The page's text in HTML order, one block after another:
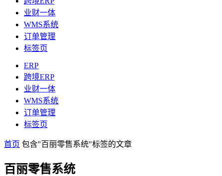
业财一体
WMS系统
订单管理
标签页
ERP
跨境ERP
业财一体
WMS系统
订单管理
标签页
首页 包含"百丽零售系统"标签的文章
百丽零售系统